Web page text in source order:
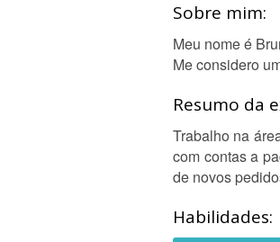
Sobre mim:
Meu nome é
Me considero
Resumo da
Trabalho na
com contas a
de novos
Habilidades: